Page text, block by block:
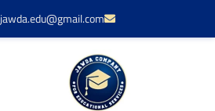
jawda.edu@gmail.com